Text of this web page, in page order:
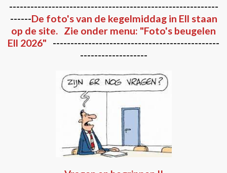
-----------------------------------------------------------
------De foto's van de kegelmiddag in Ell staan
op de site. Zie onder menu: "Foto's beugelen
Ell 2026"
-----------------------------------------------
-------------------